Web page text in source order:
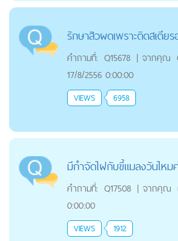
รักษาสิวผดเพราะติดสเตีย
คำถามที่: Q15678 | จากคุณ
17/8/2556 0:00:00
VIEWS 6958
มีกำจัดไฝกับขี้แมลงวันไหม
คำถามที่: Q17508 | จากคุณ
0:00:00
VIEWS 1912